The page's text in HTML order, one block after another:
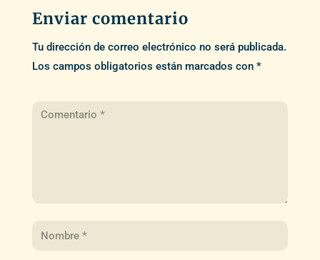
Enviar comentario
Tu dirección de correo electrónico no será publicada.
Los campos obligatorios están marcados con *